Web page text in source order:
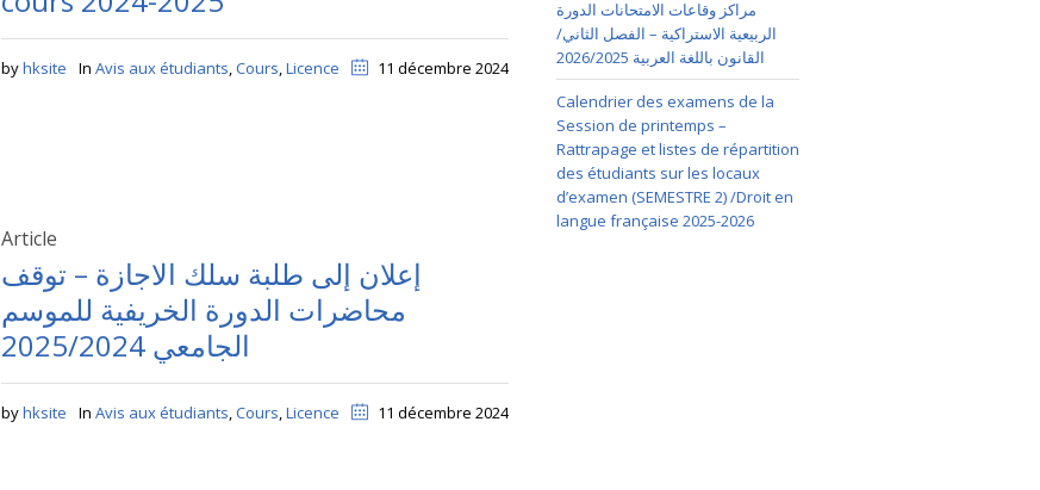
11 décembre 2024
byhksite In Avis aux étudiants Cours Licence
Article
إعلان إلى طلبة سلك الاجازة – توقف
محاضرات الدورة الخريفية للموسم
الجامعي 2025/2024
11 décembre 2024
byhksite In Avis aux étudiants,Cours,Licence
مراكز وقاعات الامتحانات الدورة
الربيعية الاستراكية – الفصل الثاني/
القانون باللغة العربية 2026/2025
Calendrier des examens de la
Session de printemps –
Rattrapage et listes de répartition
des étudiants sur les locaux
d’examen (SEMESTRE 2) /Droit en
langue française 2025-2026